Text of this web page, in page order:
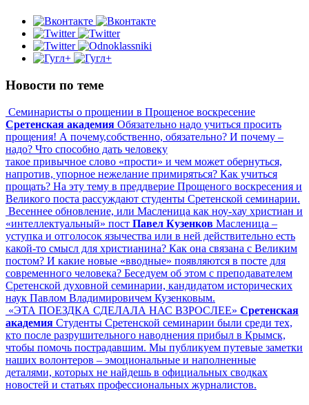
Новости по теме
Семинаристы о прощении в Прощеное воскресение
Сретенская академия Обязательно надо учиться просить
прощения! А почему,собственно, обязательно? И почему –
надо? Что способно дать человеку
такое привычное слово «прости» и чем может обернуться,
напротив, упорное нежелание примиряться? Как учиться
прощать? На эту тему в преддверие Прощеного воскресения и
Великого поста рассуждают студенты Сретенской семинарии.
Весеннее обновление, или Масленица как ноу-хау христиан и
«интеллектуальный» пост Павел Кузенков Масленица –
уступка и отголосок язычества или в ней действительно есть
какой-то смысл для христианина? Как она связана с Великим
постом? И какие новые «вводные» появляются в посте для
современного человека? Беседуем об этом с преподавателем
Сретенской духовной семинарии, кандидатом исторических
наук Павлом Владимировичем Кузенковым.
«ЭТА ПОЕЗДКА СДЕЛАЛА НАС ВЗРОСЛЕЕ» Сретенская
академия Студенты Сретенской семинарии были среди тех,
кто после разрушительного наводнения прибыл в Крымск,
чтобы помочь пострадавшим. Мы публикуем путевые заметки
наших волонтеров – эмоциональные и наполненные
деталями, которых не найдешь в официальных сводках
новостей и статьях профессиональных журналистов.